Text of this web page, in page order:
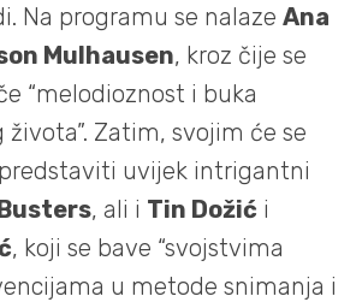
Na programu se nalaze Ana
Mulhausen, kroz čije se
“melodioznost i buka
Zatim, svojim će se
uvijek intrigantni
, ali i Tin Dožić i
, koji se bave “svojstvima
u metode snimanja i